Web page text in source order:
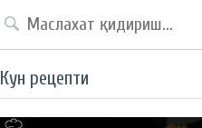
Кун рецепти